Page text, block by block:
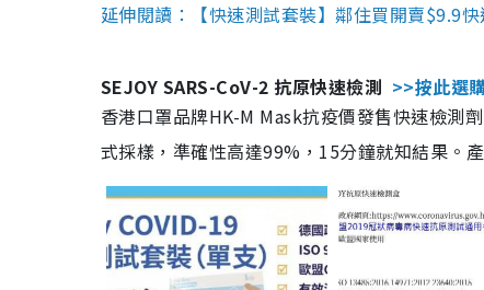
延伸閱讀：【快速測試套裝】鄰住買開賣$9.9
SEJOY SARS-CoV-2 抗原快速檢測 >>按此選
香港口罩品牌HK-M Mask抗疫價發售快速檢測
式採樣，準確性高達99%，15分鐘就知結果。